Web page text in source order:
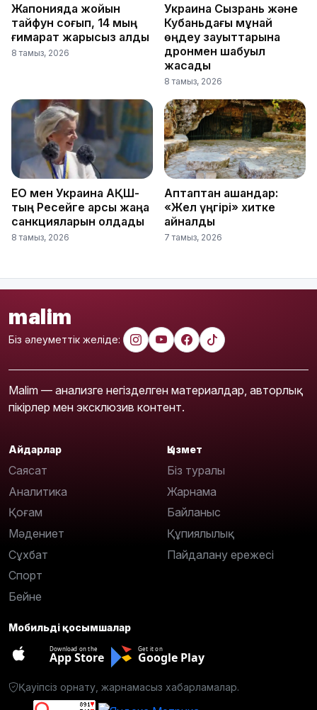
Жапонияда жойқын
тайфун соғып, 14 мың
ғимарат жарықсыз қалды
8 тамыз, 2026
Украина Сызрань және
Кубаньдағы мұнай
өңдеу зауыттарына
дронмен шабуыл
жасады
8 тамыз, 2026
ЕО мен Украина АҚШ-
тың Ресейге қарсы жаңа
санкцияларын қолдады
8 тамыз, 2026
Аптаптан қашқандар:
«Жел үңгірі» хитке
айналды
7 тамыз, 2026
malim
Біз әлеуметтік желіде:
Malim — анализге негізделген материалдар, авторлық
пікірлер мен эксклюзив контент.
Айдарлар
Саясат
Аналитика
Қоғам
Мәдениет
Сұхбат
Спорт
Бейне
Қызмет
Біз туралы
Жарнама
Байланыс
Құпиялылық
Пайдалану ережесі
Мобильді қосымшалар
Download on the
App Store
Get it on
Google Play
Қауіпсіз орнату, жарнамасыз хабарламалар.